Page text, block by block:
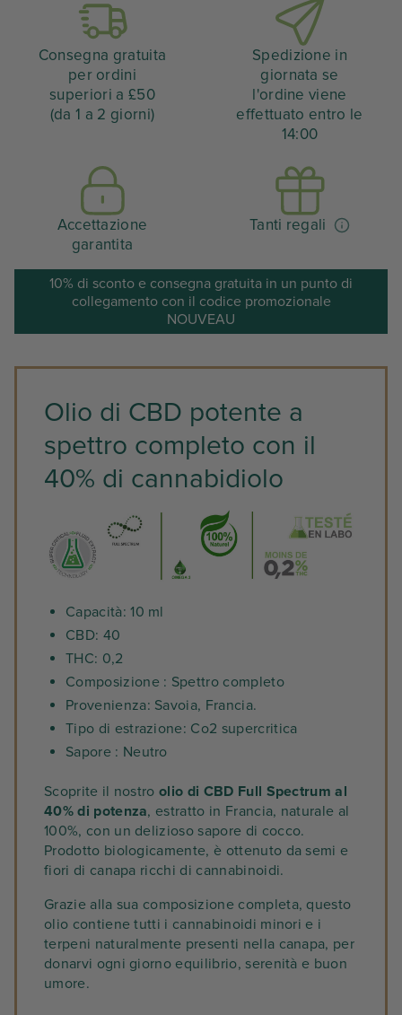
Consegna gratuita
per ordini
superiori a £50
(da 1 a 2 giorni)
Spedizione in
giornata se
l'ordine viene
effettuato entro le
14:00
Accettazione
garantita
Tanti regali
10% di sconto e consegna gratuita in un punto di
collegamento con il codice promozionale
NOUVEAU
Olio di CBD potente a
spettro completo con il
40% di cannabidiolo
Capacità: 10 ml
CBD: 40
THC: 0,2
Composizione : Spettro completo
Provenienza: Savoia, Francia.
Tipo di estrazione: Co2 supercritica
Sapore : Neutro
Scoprite il nostroolio di CBD Full Spectrum al
40% di potenza, estratto in Francia, naturale al
100%, con un delizioso sapore di cocco.
Prodotto biologicamente, è ottenuto da semi e
fiori di canapa ricchi di cannabinoidi.
Grazie alla sua composizione completa, questo
olio contiene tutti i cannabinoidi minori e i
terpeni naturalmente presenti nella canapa, per
donarvi ogni giorno equilibrio, serenità e buon
umore.